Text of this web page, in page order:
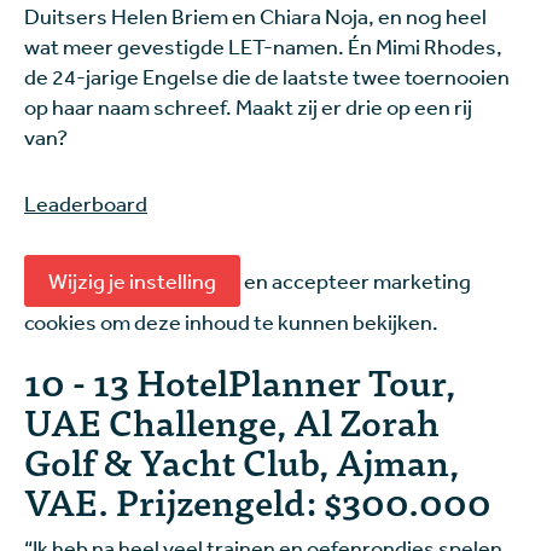
Duitsers Helen Briem en Chiara Noja, en nog heel
wat meer gevestigde LET-namen. Én Mimi Rhodes,
de 24-jarige Engelse die de laatste twee toernooien
op haar naam schreef. Maakt zij er drie op een rij
van?
Leaderboard
Wijzig je instelling
en accepteer marketing
cookies om deze inhoud te kunnen bekijken.
10 - 13 HotelPlanner Tour,
UAE Challenge, Al Zorah
Golf & Yacht Club, Ajman,
VAE. Prijzengeld: $300.000